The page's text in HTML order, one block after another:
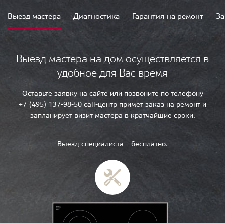
Выезд мастера Диагностика Гарантия на ремонт
Выезд мастера на дом осуществляется в
удобное для Вас время
Оставьте заявку на сайте или позвоните по телефону
+7 (495) 137-98-50 call-центр примет заказ на ремонт и
запланирует визит мастера в кратчайшие сроки.
Выезд специалиста — бесплатно.